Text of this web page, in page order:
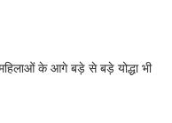
के आगे बड़े से बड़े योद्धा भी